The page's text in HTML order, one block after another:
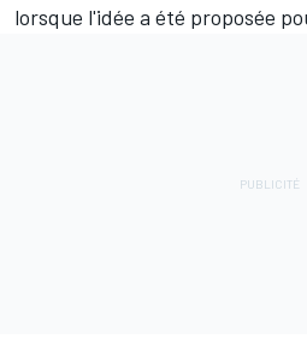
lorsque l'idée a été proposée